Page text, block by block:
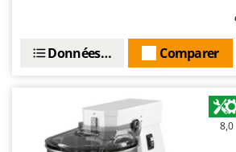
Comparer
Données techniques
8,0